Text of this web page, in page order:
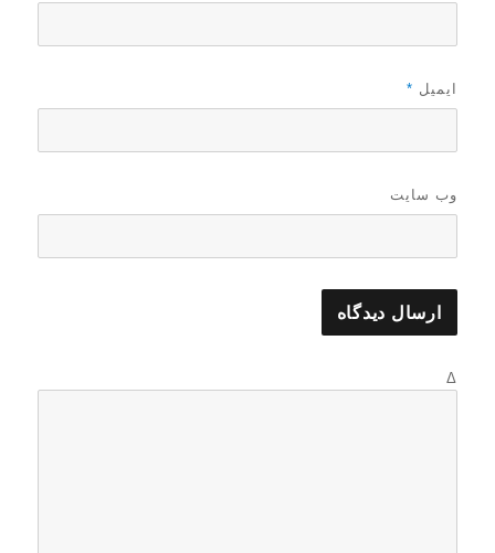
ایمیل *
وب‌ سایت
Δ